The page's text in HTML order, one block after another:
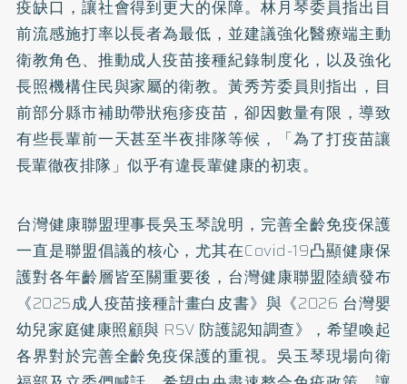
疫缺口，讓社會得到更大的保障。林月琴委員指出目
前流感施打率以長者為最低，並建議強化醫療端主動
衛教角色、推動成人疫苗接種紀錄制度化，以及強化
長照機構住民與家屬的衛教。黃秀芳委員則指出，目
前部分縣市補助帶狀疱疹疫苗，卻因數量有限，導致
有些長輩前一天甚至半夜排隊等候，「為了打疫苗讓
長輩徹夜排隊」似乎有違長輩健康的初衷。
台灣健康聯盟理事長吳玉琴說明，完善全齡免疫保護
一直是聯盟倡議的核心，尤其在Covid-19凸顯健康保
護對各年齡層皆至關重要後，台灣健康聯盟陸續發布
《2025成人疫苗接種計畫白皮書》與《2026 台灣嬰
幼兒家庭健康照顧與 RSV 防護認知調查》，希望喚起
各界對於完善全齡免疫保護的重視。吳玉琴現場向衛